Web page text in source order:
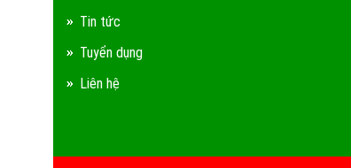
Tin tức
Tuyển dụng
Liên hệ